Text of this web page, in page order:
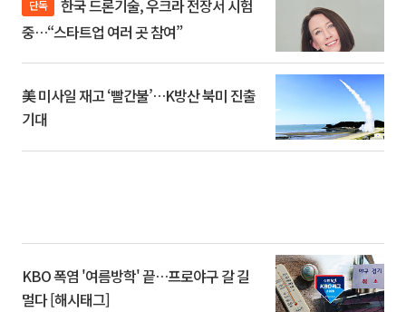
단독
중…“스타트업 여러 곳 참여”
美 미사일 재고 ‘빨간불’…K방산 북미 진출
기대
KBO 폭염 '여름방학' 끝…프로야구 갈 길
멀다 [해시태그]